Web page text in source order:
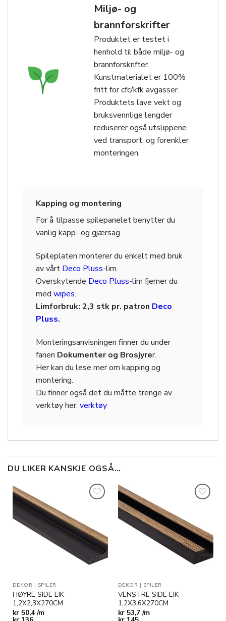
Miljø- og
brannforskrifter
Produktet er testet i
henhold til både miljø- og
brannforskrifter.
Kunstmaterialet er 100%
fritt for cfc/kfk avgasser.
Produktets lave vekt og
bruksvennlige lengder
reduserer også utslippene
ved transport, og forenkler
monteringen.
Kapping og montering
For å tilpasse spilepanelet benytter du
vanlig kapp- og gjærsag.
Spileplaten monterer du enkelt med bruk
av vårt Deco Pluss-lim.
Overskytende Deco Pluss-lim fjerner du
med wipes.
Limforbruk: 2,3 stk pr. patron Deco
Pluss.
Monteringsanvisningen finner du under
fanen Dokumenter og Brosjyrer.
Her kan du lese mer om kapping og
montering.
Du finner også det du måtte trenge av
verktøy her: verktøy
DU LIKER KANSKJE OGSÅ…
ønskeliste
DEKOR | SPILER
HØYRE SIDE EIK
1,2X2,3X270CM
kr50,4 /m
i
ønskeliste
DEKOR | SPILER
VENSTRE SIDE EIK
1,2X3,6X270CM
kr53,7 /m